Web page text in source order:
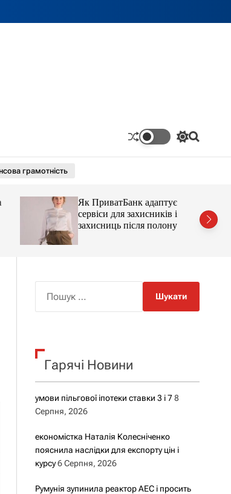
П
к
а
ч
р
о
у
П
грамотність
Як ПриватБанк адаптує
сервіси для захисників і
захисниць після полону
к
Гарячі Новини
умови пільгової іпотеки ставки 3 і 7 8
Серпня, 2026
економістка Наталія Колесніченко
пояснила наслідки для експорту цін і
курсу 6 Серпня, 2026
Румунія зупинила реактор АЕС і просить